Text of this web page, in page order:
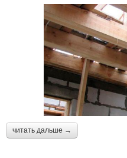
читать дальше →